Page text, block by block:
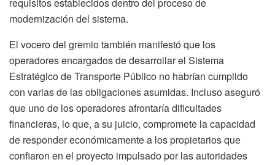
requisitos establecidos dentro del proceso de
modernización del sistema.
El vocero del gremio también manifestó que los
operadores encargados de desarrollar el Sistema
Estratégico de Transporte Público no habrían cumplido
con varias de las obligaciones asumidas. Incluso aseguró
que uno de los operadores afrontaría dificultades
financieras, lo que, a su juicio, compromete la capacidad
de responder económicamente a los propietarios que
confiaron en el proyecto impulsado por las autoridades